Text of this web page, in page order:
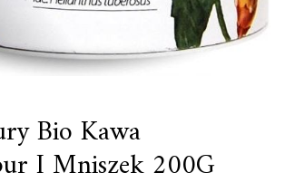
Bio Kawa
I Mniszek 200G